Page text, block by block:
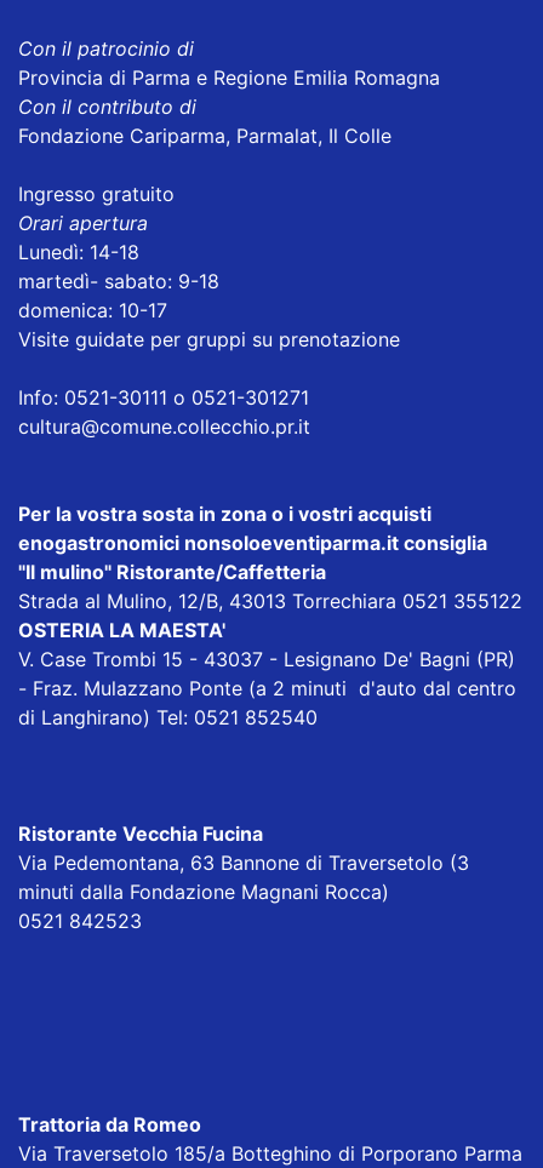
Con il patrocinio di
Provincia di Parma e Regione Emilia Romagna
Con il contributo di
Fondazione Cariparma, Parmalat, Il Colle
Ingresso gratuito
Orari apertura
Lunedì: 14-18
martedì- sabato: 9-18
domenica: 10-17
Visite guidate per gruppi su prenotazione
Info: 0521-30111 o 0521-301271
cultura@comune.collecchio.pr.it
Per la vostra sosta in zona o i vostri acquisti
enogastronomici nonsoloeventiparma.it consiglia
"Il mulino" Ristorante/Caffetteria
Strada al Mulino, 12/B, 43013 Torrechiara 0521 355122
OSTERIA LA MAESTA'
V. Case Trombi 15 - 43037 - Lesignano De' Bagni (PR)
- Fraz. Mulazzano Ponte (a 2 minuti d'auto dal centro
di Langhirano) Tel: 0521 852540
Ristorante Vecchia Fucina
Via Pedemontana, 63 Bannone di Traversetolo (3
minuti dalla Fondazione Magnani Rocca)
0521 842523
Trattoria da Romeo
Via Traversetolo 185/a Botteghino di Porporano Parma